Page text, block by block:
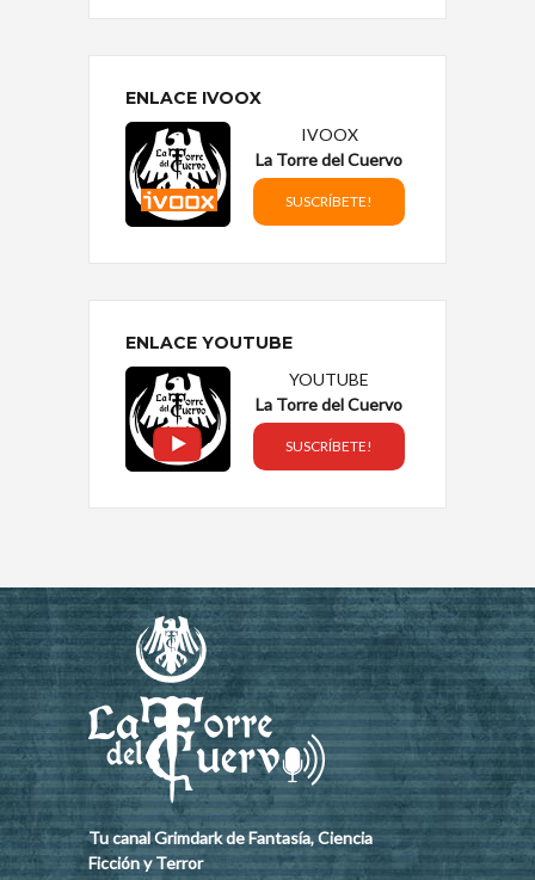
ENLACE IVOOX
IVOOX
La Torre del Cuervo
SUSCRÍBETE!
ENLACE YOUTUBE
YOUTUBE
La Torre del Cuervo
SUSCRÍBETE!
Tu canal Grimdark de Fantasía, Ciencia
Ficción y Terror